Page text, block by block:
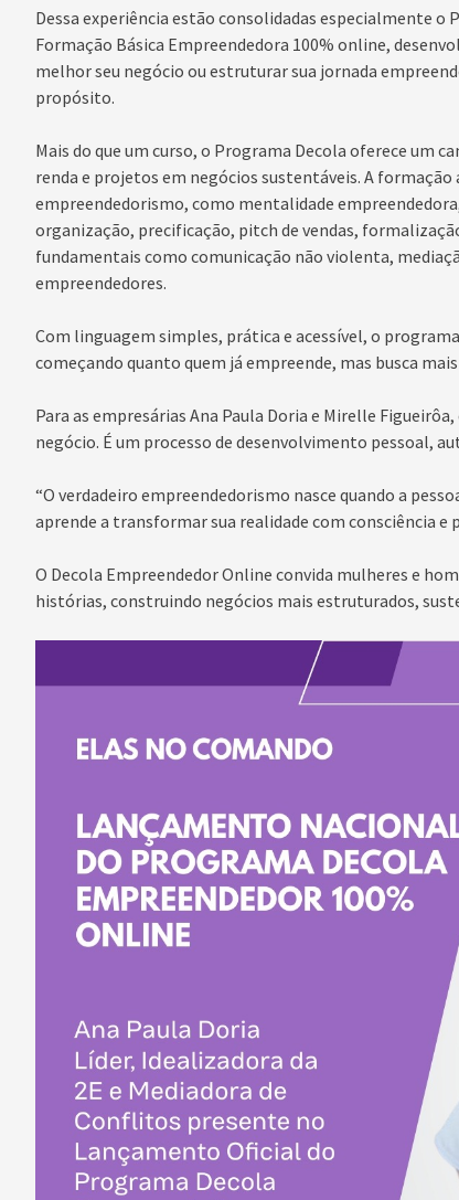
Dessa experiência estão consolidadas especialmente
Formação Básica Empreendedora 100% online,
melhor seu negócio ou estruturar sua jornada
propósito.
Mais do que um curso, o Programa Decola oferece um
renda e projetos em negócios sustentáveis. A formação
empreendedorismo, como mentalidade
organização, precificação, pitch de vendas,
fundamentais como comunicação não violenta,
empreendedores.
Com linguagem simples, prática e acessível, o
começando quanto quem já empreende, mas busca
Para as empresárias Ana Paula Doria e Mirelle
negócio. É um processo de desenvolvimento pessoal,
“O verdadeiro empreendedorismo nasce quando a
aprende a transformar sua realidade com consciência e
O Decola Empreendedor Online convida mulheres e
histórias, construindo negócios mais estruturados,